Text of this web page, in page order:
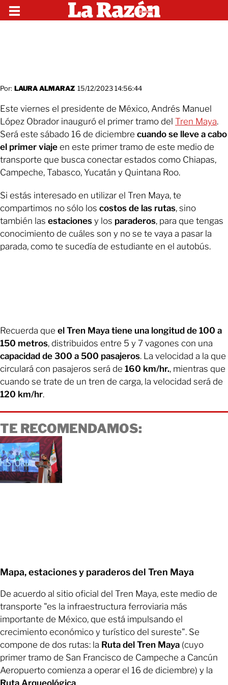
Por: LAURA ALMARAZ 15/12/2023 14:56:44
Este viernes el presidente de México, Andrés Manuel
López Obrador inauguró el primer tramo del Tren Maya.
Será este sábado 16 de diciembre cuando se lleve a cabo
el primer viaje en este primer tramo de este medio de
transporte que busca conectar estados como Chiapas,
Campeche, Tabasco, Yucatán y Quintana Roo.
Si estás interesado en utilizar el Tren Maya, te
compartimos no sólo los costos de las rutas, sino
también las estaciones y los paraderos, para que tengas
conocimiento de cuáles son y no se te vaya a pasar la
parada, como te sucedía de estudiante en el autobús.
Recuerda que el Tren Maya tiene una longitud de 100 a
150 metros, distribuidos entre 5 y 7 vagones con una
capacidad de 300 a 500 pasajeros. La velocidad a la que
circulará con pasajeros será de 160 km/hr., mientras que
cuando se trate de un tren de carga, la velocidad será de
120 km/hr.
TE RECOMENDAMOS:
Mapa, estaciones y paraderos del Tren Maya
De acuerdo al sitio oficial del Tren Maya, este medio de
transporte "es la infraestructura ferroviaria más
importante de México, que está impulsando el
crecimiento económico y turístico del sureste". Se
compone de dos rutas: la Ruta del Tren Maya (cuyo
primer tramo de San Francisco de Campeche a Cancún
Aeropuerto comienza a operar el 16 de diciembre) y la
Ruta Arqueológica.